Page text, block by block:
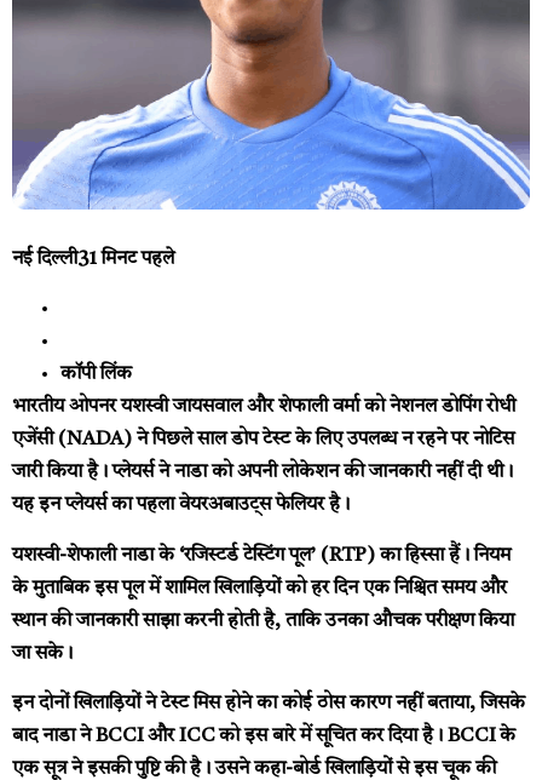
नई दिल्ली31 मिनट पहले
कॉपी लिंक
भारतीय ओपनर यशस्वी जायसवाल और शेफाली वर्मा को नेशनल डोपिंग रोधी
एजेंसी (NADA) ने पिछले साल डोप टेस्ट के लिए उपलब्ध न रहने पर नोटिस
जारी किया है। प्लेयर्स ने नाडा को अपनी लोकेशन की जानकारी नहीं दी थी।
यह इन प्लेयर्स का पहला वेयरअबाउट्स फेलियर है।
यशस्वी-शेफाली नाडा के ‘रजिस्टर्ड टेस्टिंग पूल’ (RTP) का हिस्सा हैं। नियम
के मुताबिक इस पूल में शामिल खिलाड़ियों को हर दिन एक निश्चित समय और
स्थान की जानकारी साझा करनी होती है, ताकि उनका औचक परीक्षण किया
जा सके।
इन दोनों खिलाड़ियों ने टेस्ट मिस होने का कोई ठोस कारण नहीं बताया, जिसके
बाद नाडा ने BCCI और ICC को इस बारे में सूचित कर दिया है। BCCI के
एक सूत्र ने इसकी पुष्टि की है। उसने कहा-बोर्ड खिलाड़ियों से इस चूक की